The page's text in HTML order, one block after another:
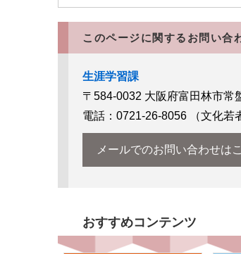
このページに関するお問い合
生涯学習課
〒584-0032 大阪府富田林市常
電話：0721-26-8056
（文化若
メールでのお問い合わせは
おすすめコンテンツ